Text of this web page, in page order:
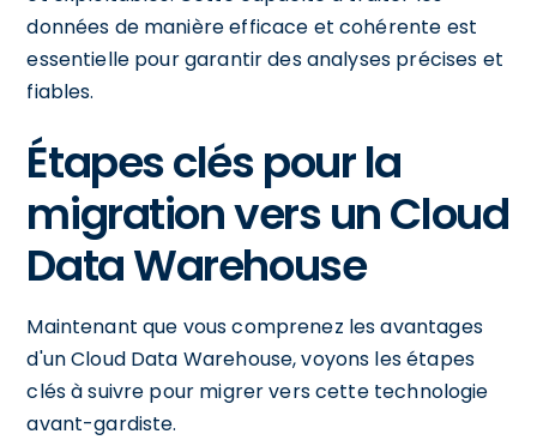
données de manière efficace et cohérente est
essentielle pour garantir des analyses précises et
fiables.
Étapes clés pour la
migration vers un Cloud
Data Warehouse
Maintenant que vous comprenez les avantages
d'un Cloud Data Warehouse, voyons les étapes
clés à suivre pour migrer vers cette technologie
avant-gardiste.